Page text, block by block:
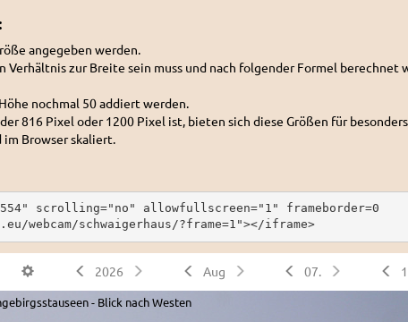
angegeben werden.
Verhältnis zur Breite sein muss und nach folgender Formel berechnet
nochmal 50 addiert werden.
816 Pixel oder 1200 Pixel ist, bieten sich diese Größen für
im Browser skaliert.
scrolling="no" allowfullscreen="1" frameborder=0
src="https://www.foto-webcam.eu/webcam/schwaigerhaus/?frame=1"></iframe>